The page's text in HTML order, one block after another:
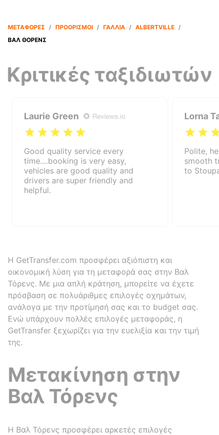
ΜΕΤΑΦΟΡΈΣ / ΠΡΟΟΡΙΣΜΟΊ / ΓΑΛΛΊΑ / ALBERTVILLE /
ΒΑΛ ΘΌΡΕΝΣ
Κριτικές ταξιδιωτών
Laurie Green
Good quality service every
time....booking is very easy,
vehicles are good quality and
drivers are super friendly and
helpful.
Lorna
Polite,
smooth
to
Η GetTransfer.com προσφέρει αξιόπιστη και
οικονομική λύση για τη μεταφορά σας στην Βαλ
Τόρενς. Με μια απλή κράτηση, μπορείτε να έχετε
πρόσβαση σε πολυάριθμες επιλογές οχημάτων,
ανάλογα με την προτίμησή σας και το budget σας.
Ενώ υπάρχουν πολλές επιλογές μεταφοράς, η
GetTransfer ξεχωρίζει για την ευελιξία και την τιμή
της.
Μετακίνηση στην
Βαλ Τόρενς
Η Βαλ Τόρενς προσφέρει αρκετές επιλογές